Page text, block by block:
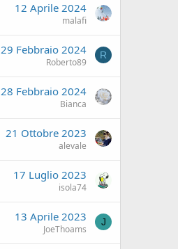
12 Aprile 2024
malafi
29 Febbraio 2024
Roberto89
R
28 Febbraio 2024
Bianca
21 Ottobre 2023
alevale
17 Luglio 2023
isola74
13 Aprile 2023
JoeThoams
J